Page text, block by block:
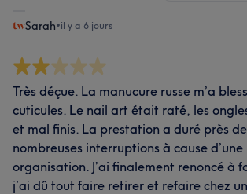
Sarah•il y a 6 jours
Très déçue. La manucure russe m’a
cuticules. Le nail art était raté, les
et mal finis. La prestation a duré près
nombreuses interruptions à cause
organisation. J’ai finalement renoncé à
j’ai dû tout faire retirer et refaire chez